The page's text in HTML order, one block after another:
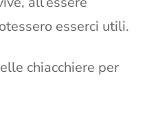
esserci utili.
chiacchiere per